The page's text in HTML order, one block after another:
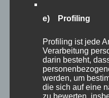
e) Profiling
Profiling ist jede
Verarbeitung
darin besteht,
werden, um
die sich auf eine
zu bewerten,